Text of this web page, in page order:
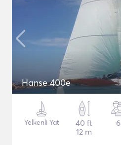
Hanse 400e
Yelkenli Yat
40 ft
12 m
6